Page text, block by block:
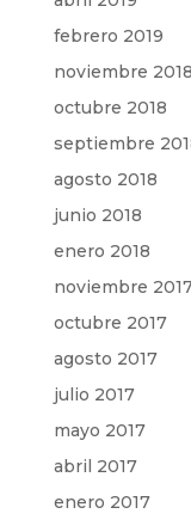
febrero 2019
noviembre 2018
octubre 2018
septiembre
agosto 2018
junio 2018
enero 2018
noviembre
octubre 2017
agosto 2017
julio 2017
mayo 2017
abril 2017
enero 2017